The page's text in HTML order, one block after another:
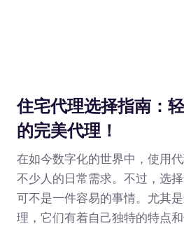
住宅代理选择指南：
的完美代理！
在如今数字化的世界中，使用
不少人的日常需求。不过，选
可不是一件容易的事情。尤其
理，它们有着自己独特的特点